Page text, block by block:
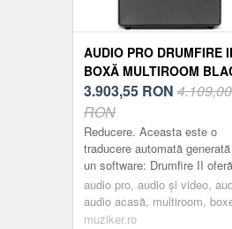
AUDIO PRO DRUMFIRE II
BOXĂ MULTIROOM
1 BUC
3.903,55 RON 4.109,00
RON
Reducere. Aceasta este o
traducere automată
un software: Drumfire II
sunet pur, gras, cu detalii
clare. Vei simți fizic fiecare
audio pro, audio și video,
audio acasă, multiroom,
multiroom, black
muziker.ro